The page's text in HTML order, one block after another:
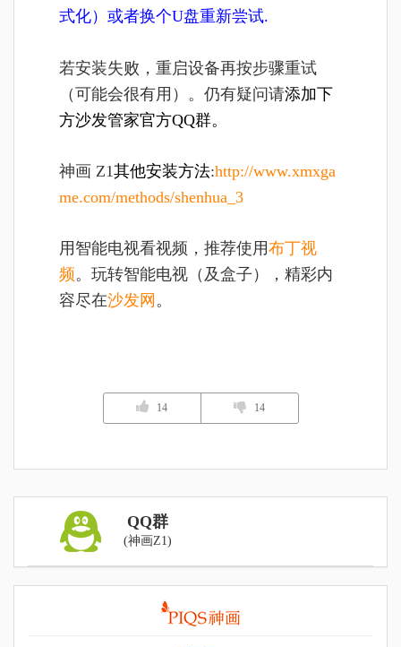
式化）或者换个U盘重新尝试.
若安装失败，重启设备再按步骤重试
（可能会很有用）。仍有疑问请添加下
方沙发管家官方QQ群。
神画 Z1其他安装方法:http://www.xmxga
me.com/methods/shenhua_3
用智能电视看视频，推荐使用布丁视
频。玩转智能电视（及盒子），精彩内
容尽在沙发网 。
14 14
QQ群
(神画Z1)